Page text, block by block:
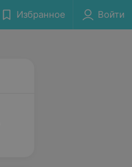
Избранное Войти